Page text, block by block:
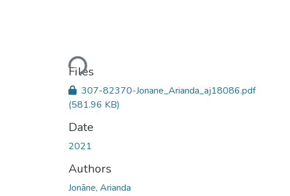
Loading...
Files
307-82370-Jonane_Arianda_aj18086.pdf
(581.96 KB)
Date
2021
Authors
Jonāne, Arianda